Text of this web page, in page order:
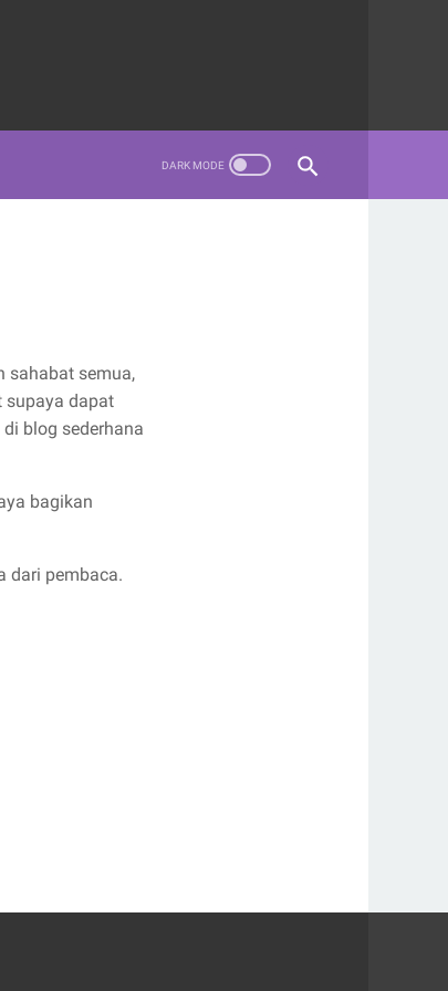
sahabat semua,
supaya dapat
blog sederhana
bagikan
dari pembaca.